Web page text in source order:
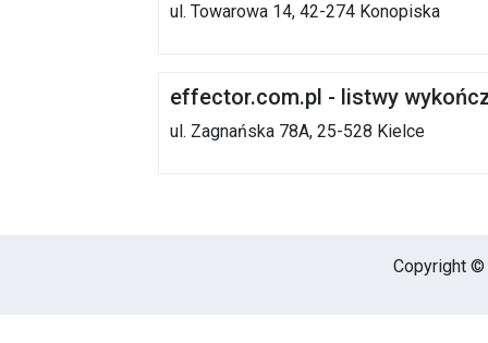
ul. Towarowa 14, 42-274 Konopiska
effector.com.pl - listwy
ul. Zagnańska 78A, 25-528 Kielce
Copyright ©